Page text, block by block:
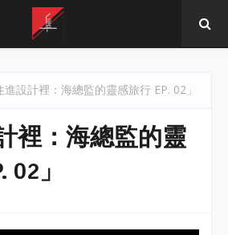
進設計裡：海總監的靈感旅行 EP. 02」
裡：海總監的靈
」